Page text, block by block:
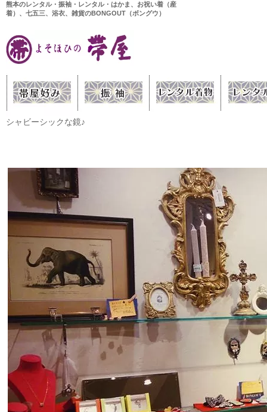
熊本のレンタル・振袖・レンタル・はかま、お祝い着（産
着）、七五三、浴衣、雑貨のBONGOUT（ボングウ）
シャビーシックな鏡♪